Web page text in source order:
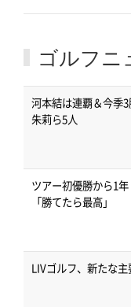
ゴルフニ
河本結は連覇＆今季
朱莉ら5人
ツアー初優勝から1
「勝てたら最高」
LIVゴルフ、新たな